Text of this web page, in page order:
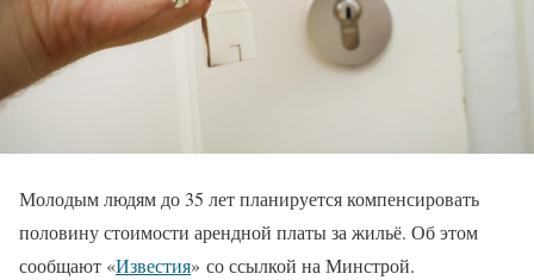
Молодым людям до 35 лет планируется компенсировать
половину стоимости арендной платы за жильё. Об этом
сообщают «Известия» со ссылкой на Минстрой.